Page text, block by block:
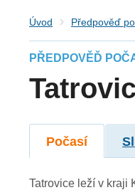
Úvod Předpověď
PŘEDPOVĚĎ
Počasí
Tatrovice leží v kraji